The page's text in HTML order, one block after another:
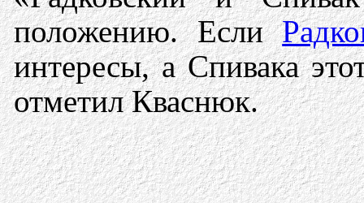
положению. Если
интересы, а Спивака
отметил Кваснюк.